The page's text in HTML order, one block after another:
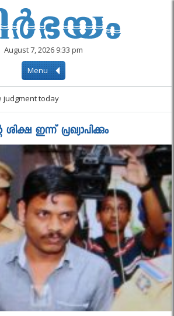
August 7, 2026 9:33 pm
Menu
judgment today
ഇന്ന് പ്രഖ്യാപിക്കും